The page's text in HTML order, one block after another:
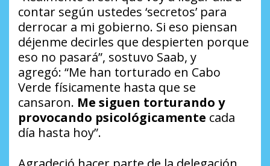
contar según ustedes ‘secretos’ para
derrocar a mi gobierno. Si eso piensan
déjenme decirles que despierten porque
eso no pasará”, sostuvo Saab, y
agregó: “Me han torturado en Cabo
Verde físicamente hasta que se
cansaron. Me siguen torturando y
provocando psicológicamente cada
día hasta hoy”.